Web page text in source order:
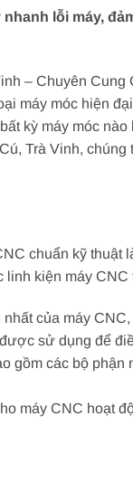
lỗi máy,
– Chuyên
máy móc hiện
kỳ máy móc
Trà Vinh,
chuẩn kỹ thuật
kiện máy
của máy
sử dụng để
gồm các bộ
máy CNC hoạt